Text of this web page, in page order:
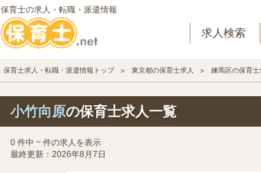
保育士の求人・転職・派遣情報
求人検索
保育士求人・転職・派遣情報トップ 東京都の保育士求人 練馬区の保育士
小竹向原の保育士求人一覧
0 件中 ~ 件の求人を表示
最終更新：2026年8月7日